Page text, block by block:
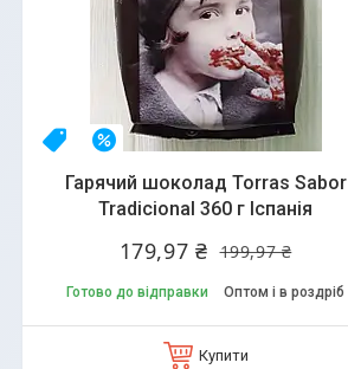
Новинка –10%
Гарячий шоколад Torras Sabor
Tradicional 360 г Іспанія
199,97 ₴
179,97 ₴
Готово до відправки Оптом і в роздріб
Купити